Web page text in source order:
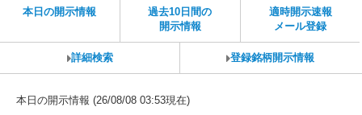
本日の開示情報
過去10日間の
開示情報
適時開示速報
メール登録
詳細検索 登録銘柄開示情報
本日の開示情報 (26/08/08 03:53現在)